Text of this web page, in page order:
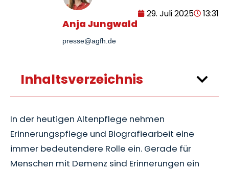
29. Juli 2025 13:31
Anja Jungwald
presse@agfh.de
Inhaltsverzeichnis
In der heutigen Altenpflege nehmen
Erinnerungspflege und Biografiearbeit eine
immer bedeutendere Rolle ein. Gerade für
Menschen mit Demenz sind Erinnerungen ein